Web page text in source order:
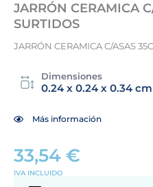
JARRÓN CERAMICA
SURTIDOS
JARRÓN CERAMICA C/ASAS
Dimensiones
0.24 x 0.24 x 0.34 cm
Más información
33,54 €
IVA INCLUIDO